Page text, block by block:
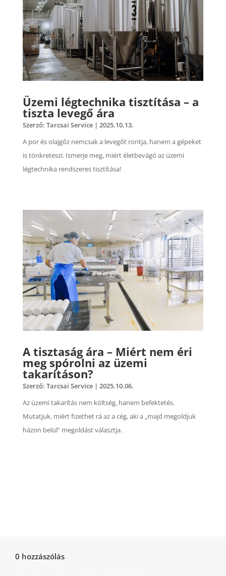
Üzemi légtechnika tisztítása – a
tiszta levegő ára
Szerző: Tarcsai Service| 2025.10.13.
A por és olajgőz nemcsak a levegőt rontja, hanem a gépeket
is tönkreteszi. Ismerje meg, miért életbevágó az üzemi
légtechnika rendszeres tisztítása!
A tisztaság ára – Miért nem éri
meg spórolni az üzemi
takarításon?
Szerző: Tarcsai Service| 2025.10.06.
Az üzemi takarítás nem költség, hanem befektetés.
Mutatjuk, miért fizethet rá az a cég, aki a „majd megoldjuk
házon belül” megoldást választja.
0 hozzászólás